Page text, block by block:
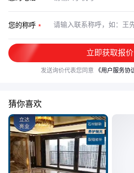
您的称呼
立即获取报价
发送询价代表您同意 《用户服务协
猜你喜欢